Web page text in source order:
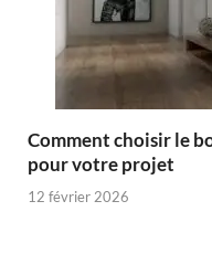
Comment choisir le
pour votre projet
12 février 2026